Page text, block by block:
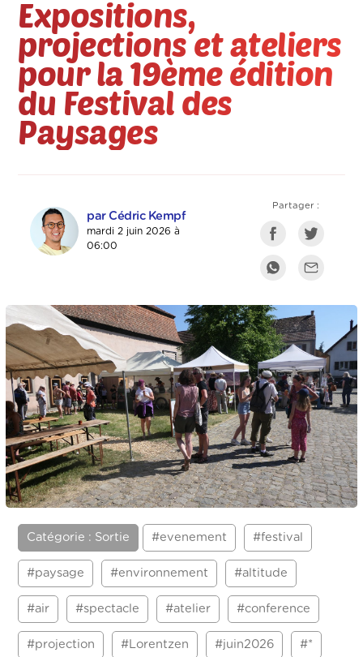
Expositions,
projections et ateliers
pour la 19ème édition
du Festival des
Paysages
par Cédric Kempf
mardi 2 juin 2026 à
06:00
Partager :
Catégorie : Sortie #evenement #festival
#paysage #environnement #altitude
#air #spectacle #atelier #conference
#projection #Lorentzen #juin2026 #*